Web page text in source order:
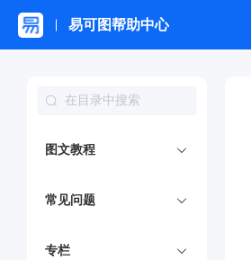
易可图帮助中心
图文教程
常见问题
专栏